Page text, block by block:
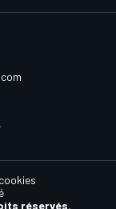
réservés.